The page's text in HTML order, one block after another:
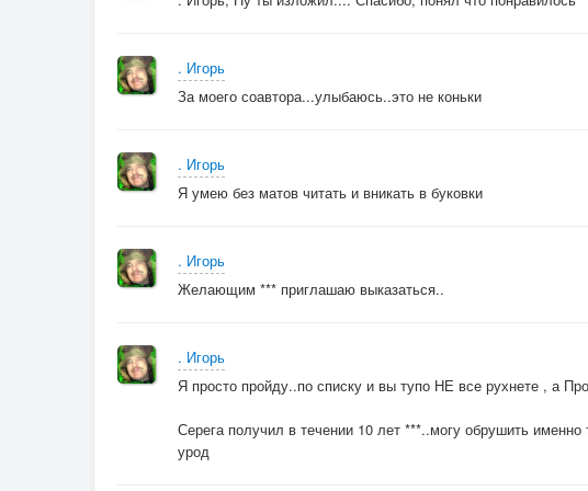
Ведь можно просто насладиться
Этот минус, этот минус,
И я в тебя точно влюблюсь…
. Игорь
За моего соавтора...улыбаюсь..это не коньки
. Игорь
Я умею без матов читать и вникать в буковки
. Игорь
Желающим *** приглашаю выказаться..
. Игорь
Я просто пройду..по списку и вы тупо НЕ все рухнете , а
Серега получил в течении 10 лет ***..могу обрушить
урод